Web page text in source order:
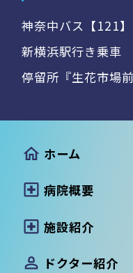
神奈中バス【121】
新横浜駅行き乗車
停留所『生花市場
ホーム
病院概要
施設紹介
ドクター紹介